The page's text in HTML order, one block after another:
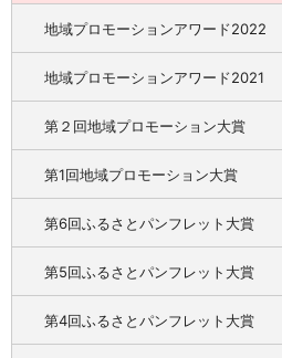
地域プロモーションアワード2022
地域プロモーションアワード2021
第２回地域プロモーション大賞
第1回地域プロモーション大賞
第6回ふるさとパンフレット大賞
第5回ふるさとパンフレット大賞
第4回ふるさとパンフレット大賞